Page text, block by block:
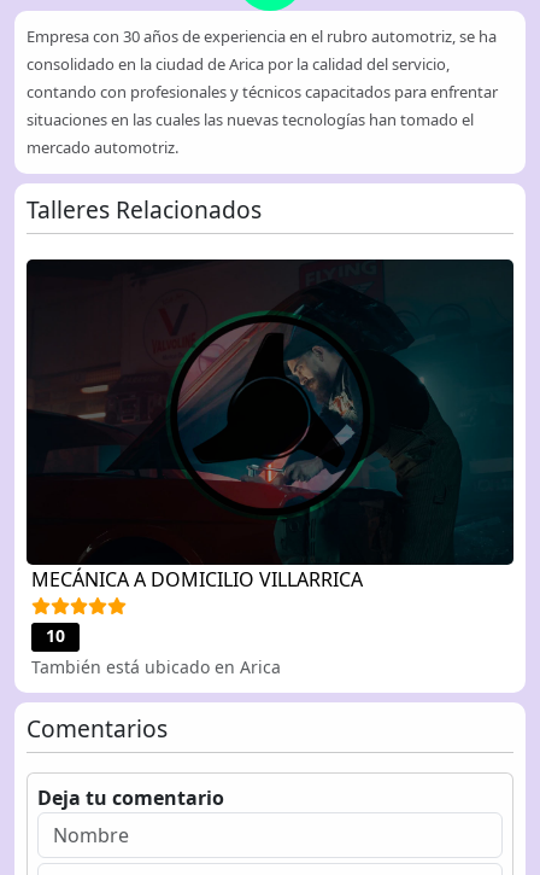
Empresa con 30 años de experiencia en el rubro automotriz, se ha
consolidado en la ciudad de Arica por la calidad del servicio,
contando con profesionales y técnicos capacitados para enfrentar
situaciones en las cuales las nuevas tecnologías han tomado el
mercado automotriz.
Talleres Relacionados
MECÁNICA A DOMICILIO VILLARRICA
10
También está ubicado en Arica
Comentarios
Deja tu comentario